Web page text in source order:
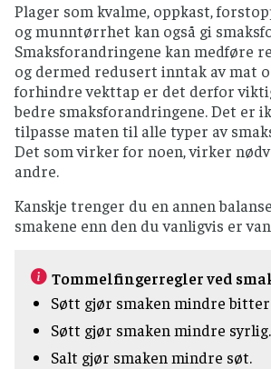
Plager som kvalme, oppkast,
og munntørrhet kan også gi
Smaksforandringene kan medføre
og dermed redusert inntak av mat
forhindre vekttap er det derfor
bedre smaksforandringene. Det er
tilpasse maten til alle typer av
Det som virker for noen, virker
andre.
Kanskje trenger du en annen
smakene enn den du vanligvis er
Tommelfingerregler ved
Søtt gjør smaken mindre
Søtt gjør smaken mindre syrlig.
Salt gjør smaken mindre søt.